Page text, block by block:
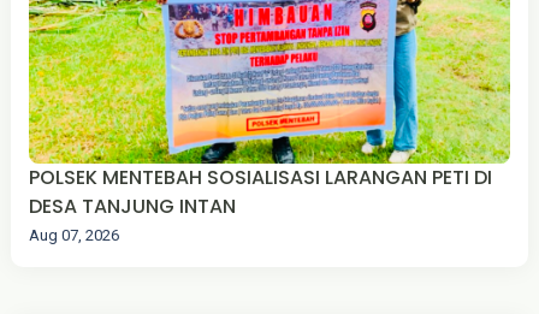
POLSEK MENTEBAH SOSIALISASI LARANGAN PETI DI
DESA TANJUNG INTAN
Aug 07, 2026